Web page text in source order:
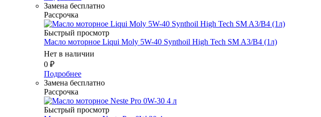
Замена бесплатно
Рассрочка
Быстрый просмотр
Масло мотоpное Liqui Moly 5W-40 Synthoil High Tech SM A3/B4 (1л)
Нет в наличии
0 ₽
Подробнее
Замена бесплатно
Рассрочка
Быстрый просмотр